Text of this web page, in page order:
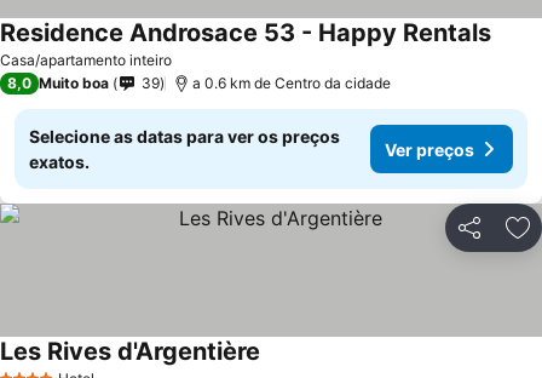
Casa/apartamento inteiro
Residence Androsace 53 - Happy Rentals
8,0 Muito boa 39 a 0.6 km de Centro da cidade
Selecione as datas para ver os preços
exatos.
Ver preços
Partilhar
Les Rives d'Argentière